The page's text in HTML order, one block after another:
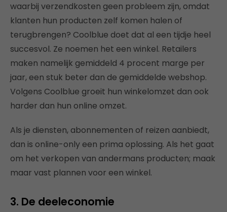
waarbij verzendkosten geen probleem zijn, omdat
klanten hun producten zelf komen halen of
terugbrengen? Coolblue doet dat al een tijdje heel
succesvol. Ze noemen het een winkel. Retailers
maken namelijk gemiddeld 4 procent marge per
jaar, een stuk beter dan de gemiddelde webshop.
Volgens Coolblue groeit hun winkelomzet dan ook
harder dan hun online omzet.
Als je diensten, abonnementen of reizen aanbiedt,
dan is online-only een prima oplossing. Als het gaat
om het verkopen van andermans producten; maak
maar vast plannen voor een winkel.
3. De deeleconomie